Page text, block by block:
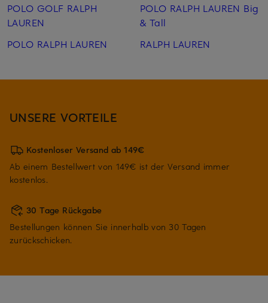
POLO GOLF RALPH
LAUREN
POLO RALPH LAUREN
POLO RALPH LAUREN Big
& Tall
RALPH LAUREN
UNSERE VORTEILE
Kostenloser Versand ab 149€
Ab einem Bestellwert von 149€ ist der Versand immer
kostenlos.
30 Tage Rückgabe
Bestellungen können Sie innerhalb von 30 Tagen
zurückschicken.